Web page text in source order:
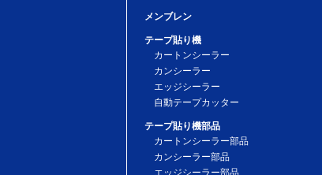
メンブレン
テープ貼り機
カートンシーラー
カンシーラー
エッジシーラー
自動テープカッター
テープ貼り機部品
カートンシーラー部品
カンシーラー部品
エッジシーラー部品